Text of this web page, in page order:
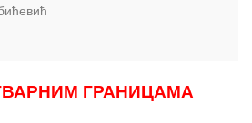
ГРАНИЦАМА